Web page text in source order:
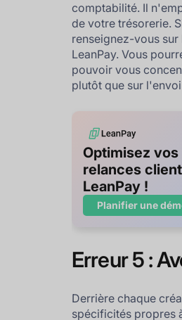
comptabilité. Il
de votre trésorerie.
renseignez-vous
LeanPay. Vous
pouvoir vous
plutôt que sur
Optimisez vos
relances
LeanPay !
Planifier une
Erreur 5 :
Derrière chaque
spécificités propres